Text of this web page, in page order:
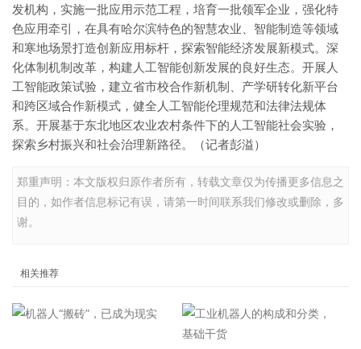
发机构，实施一批应用示范工程，培育一批领军企业，强化特
色应用牵引，在具有哈尔滨特色的智慧农业、智能制造等领域
和寒地场景打造创新应用标杆，探索智能经济发展新模式。深
化体制机制改革，构建人工智能创新发展的良好生态。开展人
工智能政策试验，建立省市校合作新机制、产学研转化新平台
和跨区域合作新模式，健全人工智能伦理规范和法律法规体
系。开展基于东北地区农业农村条件下的人工智能社会实验，
探索乡村振兴和社会治理新路径。（记者彭溢）
郑重声明：本文版权归原作者所有，转载文章仅为传播更多信息之
目的，如作者信息标记有误，请第一时间联系我们修改或删除，多
谢。
相关推荐